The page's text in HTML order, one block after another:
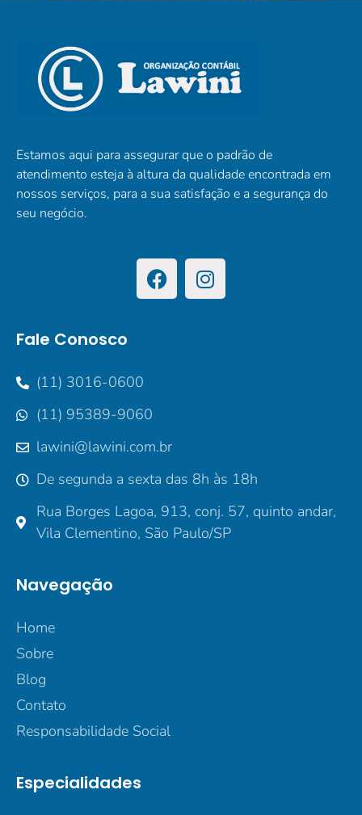
Estamos aqui para assegurar que o padrão de
atendimento esteja à altura da qualidade encontrada em
nossos serviços, para a sua satisfação e a segurança do
seu negócio.
Fale Conosco
(11) 3016-0600
(11) 95389-9060
lawini@lawini.com.br
De segunda a sexta das 8h às 18h
Rua Borges Lagoa, 913, conj. 57, quinto andar,
Vila Clementino, São Paulo/SP
Navegação
Home
Sobre
Blog
Contato
Responsabilidade Social
Especialidades